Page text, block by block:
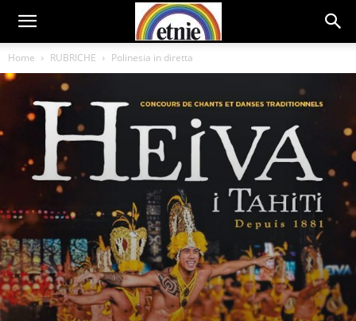
Home RUBRICHE Polinesia in diretta